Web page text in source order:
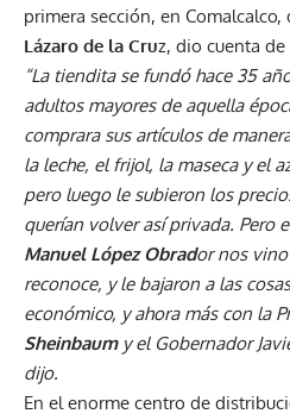
primera sección, en Comalcalco,
Lázaro de la Cruz, dio cuenta
“La tiendita se fundó hace 35
adultos mayores de aquella
comprara sus artículos de
la leche, el frijol, la maseca y el
pero luego le subieron los
querían volver así privada. Pero
Manuel López Obrador nos vino
reconoce, y le bajaron a las
económico, y ahora más con la
Sheinbaum y el Gobernador
dijo.
En el enorme centro de